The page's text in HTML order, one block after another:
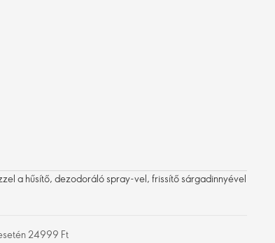
a hűsítő, dezodoráló spray-vel, frissítő sárgadinnyével
24999 Ft